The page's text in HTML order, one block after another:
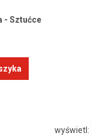
- Sztućce
wyświetl: